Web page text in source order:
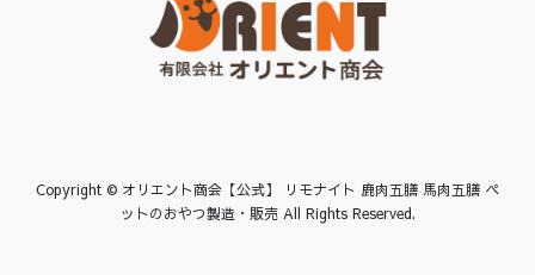
Copyright © オリエント商会【公式】 リモナイト 鹿肉五膳 馬肉五膳 ペ
ットのおやつ製造・販売 All Rights Reserved.